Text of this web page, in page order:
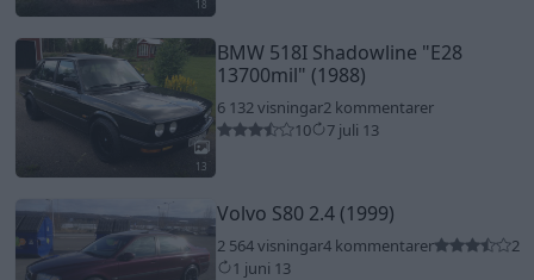
18
13
BMW 518I Shadowline "E28
13700mil" (1988)
6 132 visningar2 kommentarer
10
7 juli 13
Volvo S80 2.4 (1999)
2 564 visningar4 kommentarer
2
1 juni 13